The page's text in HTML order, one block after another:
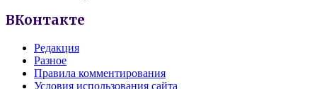
ВКонтакте
Редакция
Разное
Правила комментирования
Условия использования сайта